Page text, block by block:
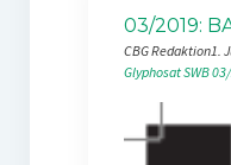
03/2019:
CBG Redaktion1.
GlyphosatSWB